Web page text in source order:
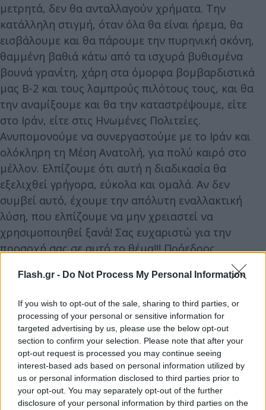
Flash.gr - Do Not Process My Personal Information
If you wish to opt-out of the sale, sharing to third parties, or
processing of your personal or sensitive information for
targeted advertising by us, please use the below opt-out
section to confirm your selection. Please note that after your
opt-out request is processed you may continue seeing
interest-based ads based on personal information utilized by
us or personal information disclosed to third parties prior to
your opt-out. You may separately opt-out of the further
disclosure of your personal information by third parties on the
μετρητά, δεν θα ανταλλαγούν χρήματα. Την
κατάλληλη στιγμή, όταν όλα θα είναι ήρεμα, θα
εισβάλουμε και θα πάρουμε την πυρηνική σκόνη,
θαμμένη βαθιά κάτω από τα ισχυρά βυθισμένα
βουνά γρανίτη, χάρη στα όμορφα βομβαρδιστικά
μας B-2 και τους λαμπρούς πιλότους τους, και θα
την αναμίξουμε και θα την καταστρέψουμε, είτε
στο Ιράν, είτε στις Ηνωμένες Πολιτείες.
Ανυπομονούμε να συνεργαστούμε με το Ιράν και
ολόκληρη τη Μέση Ανατολή, για πολύ καιρό στο
μέλλον. Ελπίζουμε ότι αυτή η διαδικασία θα
εξελιχθεί γρήγορα, εύκολα και ομαλά. Αν δεν
συμβεί αυτό, έχουμε την απόλυτη εναλλακτική
λύση, που ελπίζουμε να μην χρειαστεί να
χρησιμοποιηθεί ξανά! Σας ευχαριστώ για την
προσοχή σας σε αυτό το θέμα!!! Πρόεδρος
πρόεδρος.